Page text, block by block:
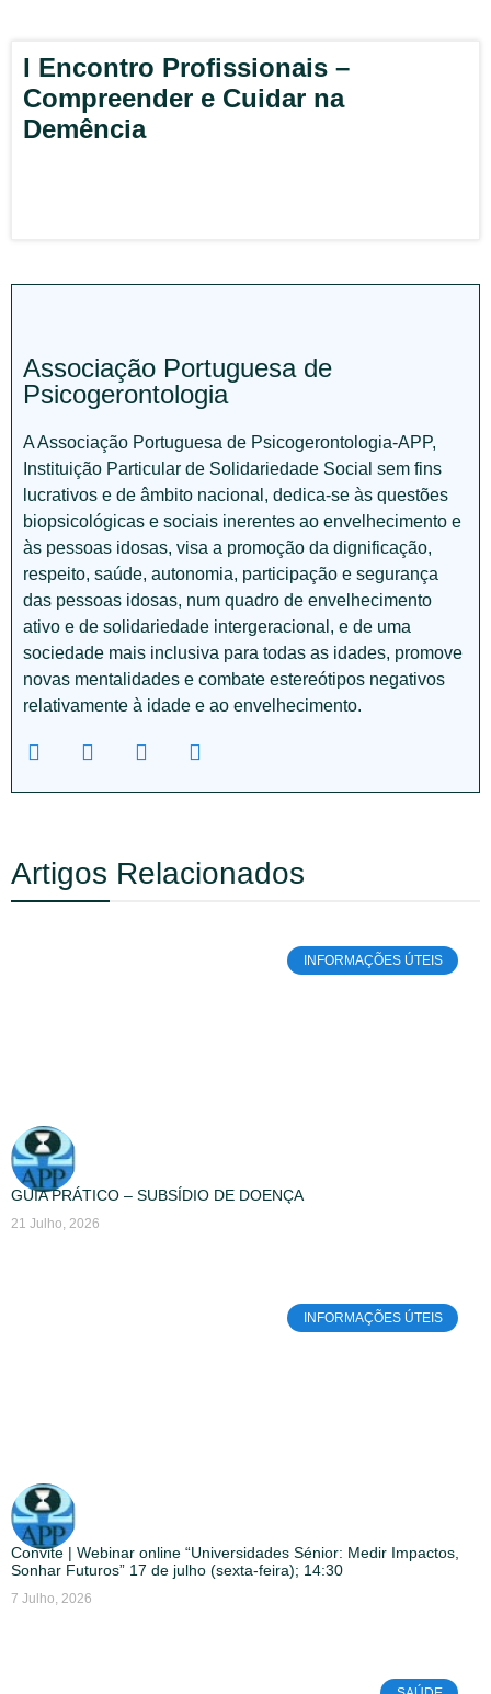
I Encontro Profissionais –
Compreender e Cuidar na
Demência
Associação Portuguesa de
Psicogerontologia
A Associação Portuguesa de Psicogerontologia-APP,
Instituição Particular de Solidariedade Social sem fins
lucrativos e de âmbito nacional, dedica-se às questões
biopsicológicas e sociais inerentes ao envelhecimento e
às pessoas idosas, visa a promoção da dignificação,
respeito, saúde, autonomia, participação e segurança
das pessoas idosas, num quadro de envelhecimento
ativo e de solidariedade intergeracional, e de uma
sociedade mais inclusiva para todas as idades, promove
novas mentalidades e combate estereótipos negativos
relativamente à idade e ao envelhecimento.
Artigos Relacionados
INFORMAÇÕES ÚTEIS
GUIA PRÁTICO – SUBSÍDIO DE DOENÇA
21 Julho, 2026
INFORMAÇÕES ÚTEIS
Convite | Webinar online “Universidades Sénior: Medir Impactos,
Sonhar Futuros” 17 de julho (sexta-feira); 14:30
7 Julho, 2026